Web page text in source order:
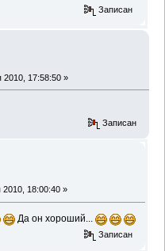
Записан
2010, 17:58:50 »
Записан
2010, 18:00:40 »
Да он хороший...
Записан